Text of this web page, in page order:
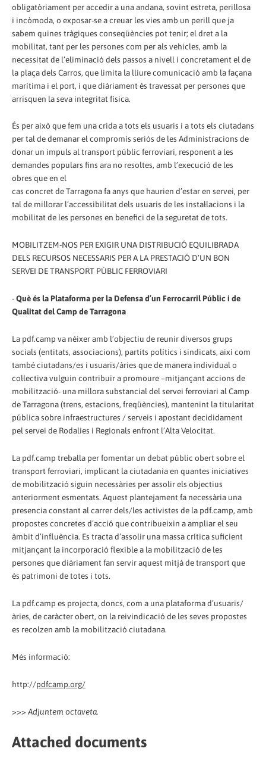
obligatòriament per accedir a una andana, sovint estreta, perillosa
i incòmoda, o exposar-se a creuar les vies amb un perill que ja
sabem quines tràgiques conseqüències pot tenir; el dret a la
mobilitat, tant per les persones com per als vehicles, amb la
necessitat de l’eliminació dels passos a nivell i concretament el de
la plaça dels Carros, que limita la lliure comunicació amb la façana
marítima i el port, i que diàriament és travessat per persones que
arrisquen la seva integritat física.
És per això que fem una crida a tots els usuaris i a tots els ciutadans
per tal de demanar el compromís seriós de les Administracions de
donar un impuls al transport públic ferroviari, responent a les
demandes populars fins ara no resoltes, amb l’execució de les
obres que en el
cas concret de Tarragona fa anys que haurien d’estar en servei, per
tal de millorar l’accessibilitat dels usuaris de les instal·lacions i la
mobilitat de les persones en benefici de la seguretat de tots.
MOBILITZEM-NOS PER EXIGIR UNA DISTRIBUCIÓ EQUILIBRADA
DELS RECURSOS NECESSARIS PER A LA PRESTACIÓ D’UN BON
SERVEI DE TRANSPORT PÚBLIC FERROVIARI
-Què és la Plataforma per la Defensa d’un Ferrocarril Públic i de
Qualitat del Camp de Tarragona
La pdf.camp va néixer amb l’objectiu de reunir diversos grups
socials (entitats, associacions), partits polítics i sindicats, així com
també ciutadans/es i usuaris/àries que de manera individual o
col·lectiva vulguin contribuir a promoure –mitjançant accions de
mobilització- una millora substancial del servei ferroviari al Camp
de Tarragona (trens, estacions, freqüències), mantenint la titularitat
pública sobre infraestructures / serveis i apostant decididament
pel servei de Rodalies i Regionals enfront l’Alta Velocitat.
La pdf.camp treballa per fomentar un debat públic obert sobre el
transport ferroviari, implicant la ciutadania en quantes iniciatives
de mobilització siguin necessàries per assolir els objectius
anteriorment esmentats. Aquest plantejament fa necessària una
presencia constant al carrer dels/les activistes de la pdf.camp, amb
propostes concretes d’acció que contribueixin a ampliar el seu
àmbit d’influència. Es tracta d’assolir una massa crítica suficient
mitjançant la incorporació flexible a la mobilització de les
persones que diàriament fan servir aquest mitjà de transport que
és patrimoni de totes i tots.
La pdf.camp es projecta, doncs, com a una plataforma d’usuaris/
àries, de caràcter obert, on la reivindicació de les seves propostes
es recolzen amb la mobilització ciutadana.
Més informació:
http://pdfcamp.org/
>>> Adjuntem octaveta.
Attached documents